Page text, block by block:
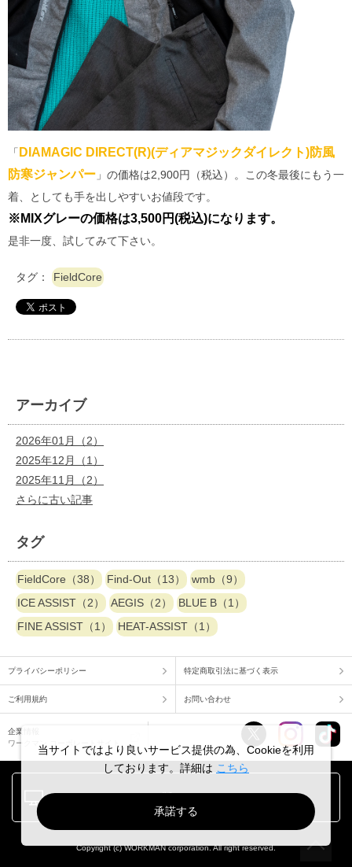
「 DIAMAGIC DIRECT(R)(ディアマジックダイレクト)防風
防寒ジャンパー 」の価格は2,900円（税込）。この冬最後にもう一
着、としても手を出しやすいお値段です。
※MIXグレーの価格は3,500円(税込)になります。
是非一度、試してみて下さい。
タグ： FieldCore
アーカイブ
2026年01月（2）
2025年12月（1）
2025年11月（2）
さらに古い記事
タグ
FieldCore（38） Find-Out（13）
wmb（9）
ICE ASSIST（2）
AEGIS（2）
BLUE B（1）
FINE ASSIST（1）
HEAT-ASSIST（1）
プライバシーポリシー 特定商取引法に基づく表示
ご利用規約 お問い合わせ
企業情報
ワークマン コーポレートサイト
PC版でみる
Copyright (c) WORKMAN corporation. All right reserved.
当サイトではより良いサービス提供の為、Cookieを利用
しております。詳細は こちら
承諾する